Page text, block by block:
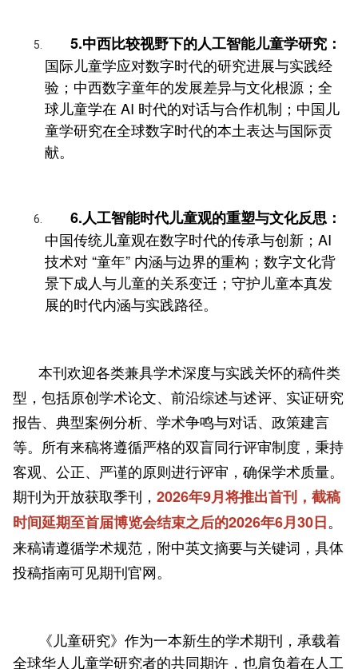
5.中西比较视野下的人工智能儿童学研究：
国际儿童学应对数字时代的研究进展与实践经
验；中西数字童年的发展差异与文化根源；全
球儿童学在 AI 时代的对话与合作机制；中国儿
童学研究在全球数字时代的本土表达与国际贡
献。
6.人工智能时代儿童观的重塑与文化反思：
中国传统儿童观在数字时代的传承与创新；AI
技术对 “童年” 内涵与边界的重构；数字文化背
景下成人与儿童的关系变迁；守护儿童本真发
展的时代内涵与实践路径。
本刊欢迎各类兼具学术深度与实践关怀的稿件类
型，包括原创学术论文、前沿综述与述评、实证研究
报告、典型案例分析、学术争鸣与对话、政策建言
等。所有来稿将遵循严格的双盲同行评审制度，秉持
客观、公正、严谨的原则进行评审，确保学术质量。
期刊为开放获取季刊， 2026年9月将推出首刊，截稿
时间延期至首届博览会结束之后的2026年6月30日。
来稿请遵循学术规范，附中英文摘要与关键词，具体
投稿指南可见期刊官网。
《儿童研究》作为一本新生的学术期刊，承载着
全球华人儿童学研究者的共同期许，也肩负着在人工